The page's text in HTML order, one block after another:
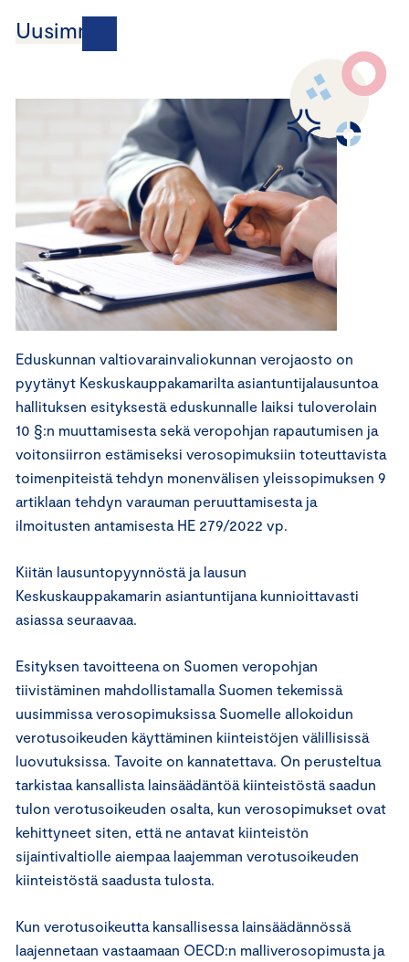
Uusimmat
Eduskunnan valtiovarainvaliokunnan verojaosto on
pyytänyt Keskuskauppakamarilta asiantuntijalausuntoa
hallituksen esityksestä eduskunnalle laiksi tuloverolain
10 §:n muuttamisesta sekä veropohjan rapautumisen ja
voitonsiirron estämiseksi verosopimuksiin toteuttavista
toimenpiteistä tehdyn monenvälisen yleissopimuksen 9
artiklaan tehdyn varauman peruuttamisesta ja
ilmoitusten antamisesta HE 279/2022 vp.
Kiitän lausuntopyynnöstä ja lausun
Keskuskauppakamarin asiantuntijana kunnioittavasti
asiassa seuraavaa.
Esityksen tavoitteena on Suomen veropohjan
tiivistäminen mahdollistamalla Suomen tekemissä
uusimmissa verosopimuksissa Suomelle allokoidun
verotusoikeuden käyttäminen kiinteistöjen välillisissä
luovutuksissa. Tavoite on kannatettava. On perusteltua
tarkistaa kansallista lainsäädäntöä kiinteistöstä saadun
tulon verotusoikeuden osalta, kun verosopimukset ovat
kehittyneet siten, että ne antavat kiinteistön
sijaintivaltiolle aiempaa laajemman verotusoikeuden
kiinteistöstä saadusta tulosta.
Kun verotusoikeutta kansallisessa lainsäädännössä
laajennetaan vastaamaan OECD:n malliverosopimusta ja